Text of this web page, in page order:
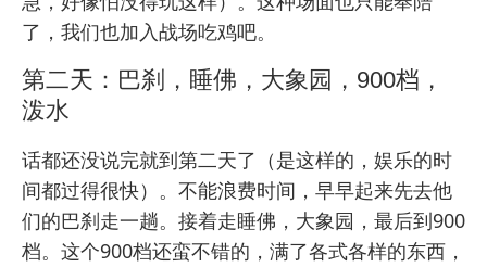
了，我们也加入战场吃鸡吧。
第二天：巴刹，睡佛，大象园，900档，
泼水
话都还没说完就到第二天了（是这样的，娱乐的时
间都过得很快）。不能浪费时间，早早起来先去他
们的巴刹走一趟。接着走睡佛，大象园，最后到900
档。这个900档还蛮不错的，满了各式各样的东西，